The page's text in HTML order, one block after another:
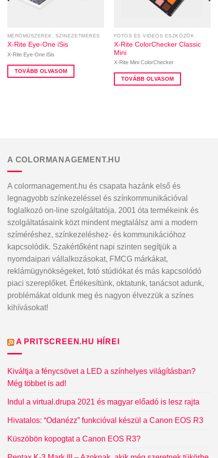
MÉRŐMŰSZEREK, SZÍNEZETMÉRÉS
X-Rite Eye-One iSis
X-Rite Eye-One iSis
TOVÁBB OLVASOM
FOTÓS ÉS VIDEÓS ESZKÖZÖK
X-Rite ColorChecker Classic
Mini
X-Rite Mini ColorChecker
TOVÁBB OLVASOM
A COLORMANAGEMENT.HU
A colormanagement.hu és csapata hazánk első és
legnagyobb színkezeléssel és színkommunikációval
foglalkozó on-line szolgáltatója. 2001 óta termékeink és
szolgáltatásaink közt mindent megtalálsz ami a modern
szíméréshez, színkezeléshez- és kommunikációhoz
kapcsolódik. Szakértőként napi szinten segítjük a
nyomdaipari vállalkozásokat, FMCG márkákat,
reklámügynökségeket, fotó stúdiókat és más kapcsolódó
piaci szereplőket. Értékesítünk, oktatunk, tanácsot adunk,
problémákat oldunk meg és nagyon élvezzük a színes
kihívásokat!
A PRITSCREEN.HU HÍREI
Kiváltja a fénycsövet a LED a színhelyes világításban?
Még többet is ad!
Indul a virtual.drupa 2021 és magyar előadó is lesz rajta
Hivatalos: “Odanézz” funkcióval készül a Canon EOS R3
Küszöbön kopogtat a Canon EOS R3?